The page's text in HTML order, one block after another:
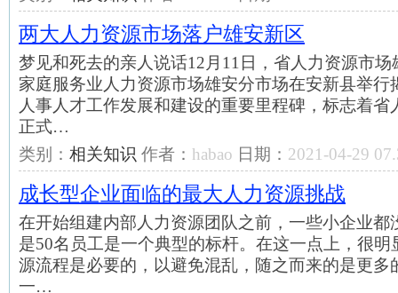
两大人力资源市场落户雄安新区
梦见和死去的亲人说话12月11日，省人力资源市
家庭服务业人力资源市场雄安分市场在安新县举行
人事人才工作发展和建设的重要里程碑，标志着
正式…
类别： 相关知识 作者： habao 日期： 2021-04-29
成长型企业面临的最大人力资源挑战
在开始组建内部人力资源团队之前，一些小企业都
是50名员工是一个典型的标杆。在这一点上，很
源流程是必要的，以避免混乱，随之而来的是更多
一…